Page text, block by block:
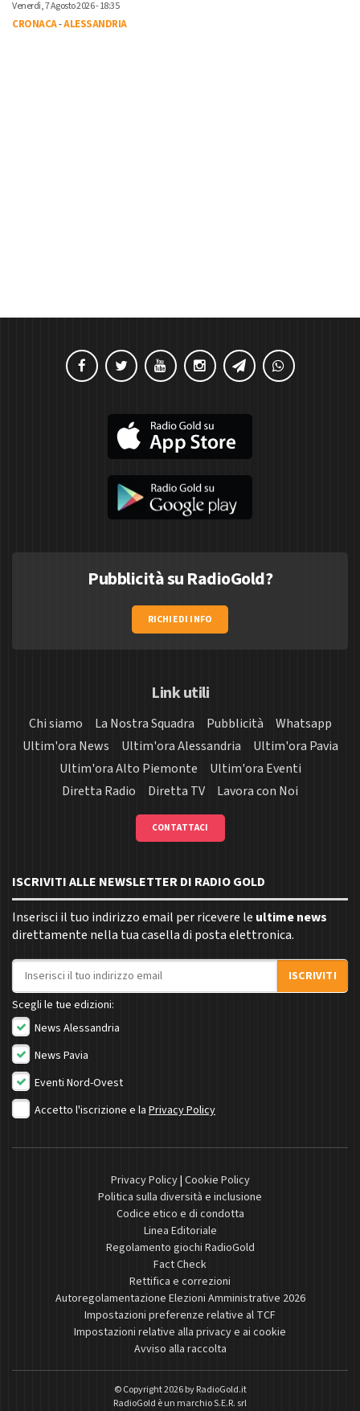
Venerdì, 7 Agosto 2026 - 18:35
CRONACA-ALESSANDRIA
Pubblicità su RadioGold?
RICHIEDI INFO
Link utili
Chi siamo La Nostra Squadra Pubblicità
Whatsapp
Ultim'ora News
Ultim'ora Alessandria
Ultim'ora Pavia
Ultim'ora Alto Piemonte
Ultim'ora Eventi
Diretta Radio
Diretta TV Lavora con Noi
CONTATTACI
ISCRIVITI ALLE NEWSLETTER DI RADIO GOLD
Inserisci il tuo indirizzo email per ricevere le ultime news
direttamente nella tua casella di posta elettronica.
Indirizzo email
ISCRIVITI
Scegli le tue edizioni:
News Alessandria
News Pavia
Eventi Nord-Ovest
Accetto l'iscrizione e la Privacy Policy
Privacy Policy| Cookie Policy
Politica sulla diversità e inclusione
Codice etico e di condotta
Linea Editoriale
Regolamento giochi RadioGold
Fact Check
Rettifica e correzioni
Autoregolamentazione Elezioni Amministrative 2026
Impostazioni preferenze relative al TCF
Impostazioni relative alla privacy e ai cookie
Avviso alla raccolta
© Copyright 2026 byRadioGold.it
RadioGold è un marchio S.E.R. srl